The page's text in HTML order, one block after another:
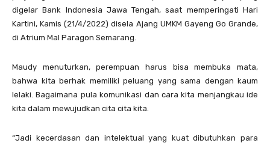
digelar Bank Indonesia Jawa Tengah, saat memperingati Hari
Kartini, Kamis (21/4/2022) disela Ajang UMKM Gayeng Go Grande,
di Atrium Mal Paragon Semarang.
Maudy menuturkan, perempuan harus bisa membuka mata,
bahwa kita berhak memiliki peluang yang sama dengan kaum
lelaki. Bagaimana pula komunikasi dan cara kita menjangkau ide
kita dalam mewujudkan cita cita kita.
“Jadi kecerdasan dan intelektual yang kuat dibutuhkan para